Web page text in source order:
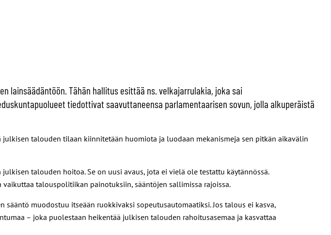
lainsäädäntöön. Tähän hallitus esittää ns. velkajarrulakia, joka sai
tiedottivat saavuttaneensa parlamentaarisen sovun, jolla alkuperäistä
julkisen talouden tilaan kiinnitetään huomiota ja luodaan mekanismeja sen pitkän aikavälin
talouden hoitoa. Se on uusi avaus, jota ei vielä ole testattu käytännössä.
talouspolitiikan painotuksiin, sääntöjen sallimissa rajoissa.
muodostuu itseään ruokkivaksi sopeutusautomaatiksi. Jos talous ei kasva,
– joka puolestaan heikentää julkisen talouden rahoitusasemaa ja kasvattaa